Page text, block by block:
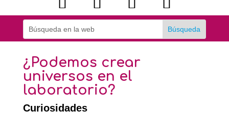
¿Podemos crear
universos en el
laboratorio?
Curiosidades